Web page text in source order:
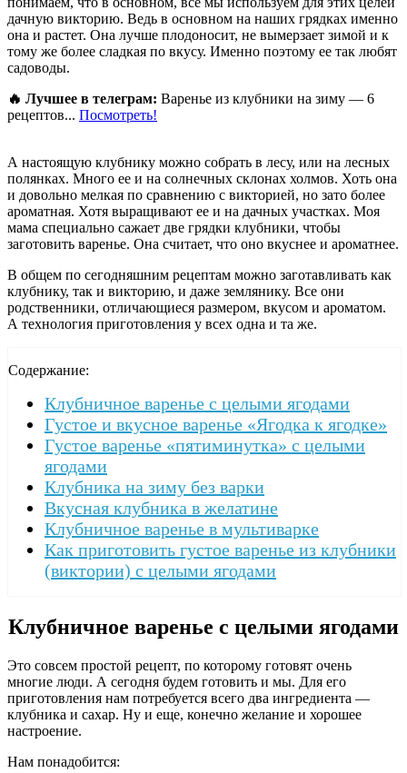
дачную викторию. Ведь в основном на наших грядках именно
она и растет. Она лучше плодоносит, не вымерзает зимой и к
тому же более сладкая по вкусу. Именно поэтому ее так любят
садоводы.
🔥 Лучшее в телеграм: Варенье из клубники на зиму — 6
рецептов... Посмотреть!
А настоящую клубнику можно собрать в лесу, или на лесных
полянках. Много ее и на солнечных склонах холмов. Хоть она
и довольно мелкая по сравнению с викторией, но зато более
ароматная. Хотя выращивают ее и на дачных участках. Моя
мама специально сажает две грядки клубники, чтобы
заготовить варенье. Она считает, что оно вкуснее и ароматнее.
В общем по сегодняшним рецептам можно заготавливать как
клубнику, так и викторию, и даже землянику. Все они
родственники, отличающиеся размером, вкусом и ароматом.
А технология приготовления у всех одна и та же.
Содержание:
Клубничное варенье с целыми ягодами
Густое и вкусное варенье «Ягодка к ягодке»
Густое варенье «пятиминутка» с целыми
ягодами
Клубника на зиму без варки
Вкусная клубника в желатине
Клубничное варенье в мультиварке
Как приготовить густое варенье из клубники
(виктории) с целыми ягодами
Клубничное варенье с целыми ягодами
Это совсем простой рецепт, по которому готовят очень
многие люди. А сегодня будем готовить и мы. Для его
приготовления нам потребуется всего два ингредиента —
клубника и сахар. Ну и еще, конечно желание и хорошее
настроение.
Нам понадобится: